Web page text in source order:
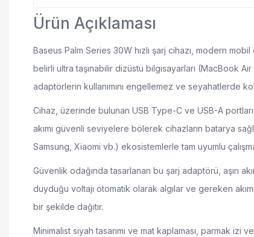
Ürün Açıklaması
Baseus Palm Series 30W hızlı şarj cihazı, modern
belirli ultra taşınabilir dizüstü bilgisayarları (MacBook
adaptörlerin kullanımını engellemez ve seyahatlerde
Cihaz, üzerinde bulunan USB Type-C ve USB-A
akımı güvenli seviyelere bölerek cihazların batarya
Samsung, Xiaomi vb.) ekosistemlerle tam uyumlu
Güvenlik odağında tasarlanan bu şarj adaptörü, aşırı
duyduğu voltajı otomatik olarak algılar ve gereken
bir şekilde dağıtır.
Minimalist siyah tasarımı ve mat kaplaması, parmak